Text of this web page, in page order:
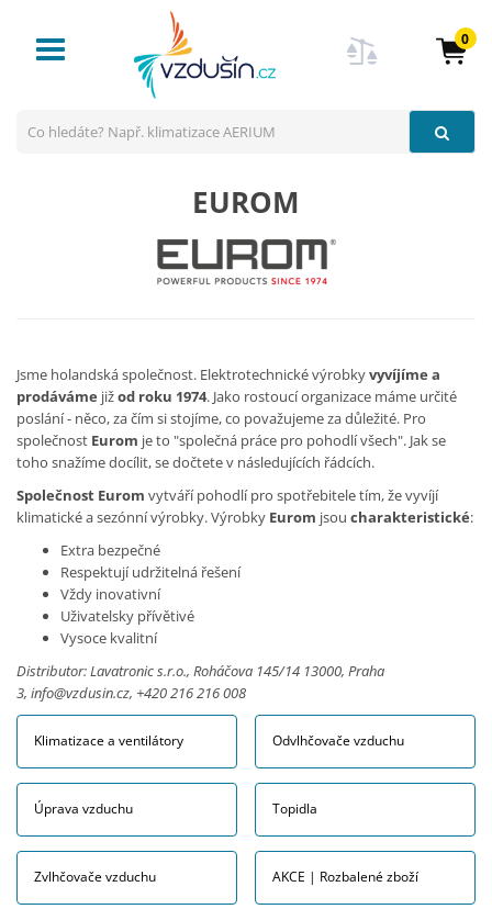
Toggle
0
EUROM
Jsme holandská společnost. Elektrotechnické výrobkyvyvíjíme a
prodáváme jižod roku 1974. Jako rostoucí organizace máme určité
poslání - něco, za čím si stojíme, co považujeme za důležité. Pro
společnost Eurom je to "společná práce pro pohodlí všech". Jak se
toho snažíme docílit, se dočtete v následujících řádcích.
Společnost Eurom vytváří pohodlí pro spotřebitele tím, že vyvíjí
klimatické a sezónní výrobky. Výrobky Eurom jsou charakteristické:
Extra bezpečné
Respektují udržitelná řešení
Vždy inovativní
Uživatelsky přívětivé
Vysoce kvalitní
Distributor: Lavatronic s.r.o., Roháčova 145/14 13000, Praha
3, info@vzdusin.cz, +420 216 216 008
Klimatizace a ventilátory Odvlhčovače vzduchu
Úprava vzduchu Topidla
Zvlhčovače vzduchu AKCE | Rozbalené zboží